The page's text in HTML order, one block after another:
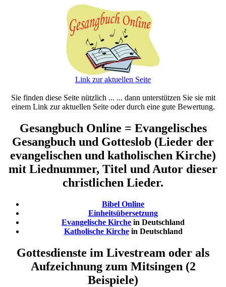
Link zur aktuellen Seite
Sie finden diese Seite nützlich ... ... dann unterstützen Sie sie mit
einem Link zur aktuellen Seite oder durch eine gute Bewertung.
Gesangbuch Online = Evangelisches
Gesangbuch und Gotteslob (Lieder der
evangelischen und katholischen Kirche)
mit Liednummer, Titel und Autor dieser
christlichen Lieder.
Bibel Online
Einheitsübersetzung
Evangelische Kirche in Deutschland
Katholische Kirchein Deutschland
Gottesdienste im Livestream oder als
Aufzeichnung zum Mitsingen (2
Beispiele)